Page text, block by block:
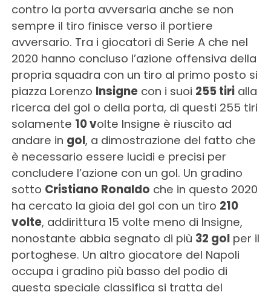
contro la porta avversaria anche se non
sempre il tiro finisce verso il portiere
avversario. Tra i giocatori di Serie A che nel
2020 hanno concluso l’azione offensiva della
propria squadra con un tiro al primo posto si
piazza Lorenzo Insignecon i suoi 255 tirialla
ricerca del gol o della porta, di questi 255 tiri
solamente 10 volte Insigne è riuscito ad
andare in gol, a dimostrazione del fatto che
è necessario essere lucidi e precisi per
concludere l’azione con un gol. Un gradino
sotto Cristiano Ronaldo che in questo 2020
ha cercato la gioia del gol con un tiro 210
volte, addirittura 15 volte meno di Insigne,
nonostante abbia segnato di più 32 golper il
portoghese. Un altro giocatore del Napoli
occupa i gradino più basso del podio di
questa speciale classifica si tratta del